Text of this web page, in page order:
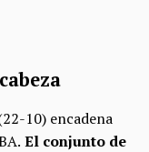
10) encadena
El conjunto de